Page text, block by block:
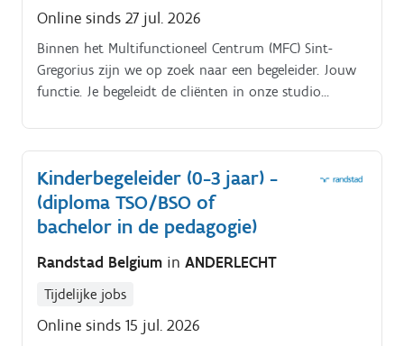
Online sinds 27 jul. 2026
Binnen het Multifunctioneel Centrum (MFC) Sint-
Gregorius zijn we op zoek naar een begeleider. Jouw
functie. Je begeleidt de cliënten in onze studio
opdracht is gericht op groeps- en individuele
begeleiding waarvan de belangrijkste taken zijn:
sociale en maatschappelijke vaardigheden aanleren,
een aangenaam en aangepast leefklimaat creëren,
activiteiten organiseren, …
Kinderbegeleider (0-3 jaar) -
(diploma TSO/BSO of
bachelor in de pedagogie)
Randstad Belgium in ANDERLECHT
Tijdelijke jobs
Online sinds 15 jul. 2026